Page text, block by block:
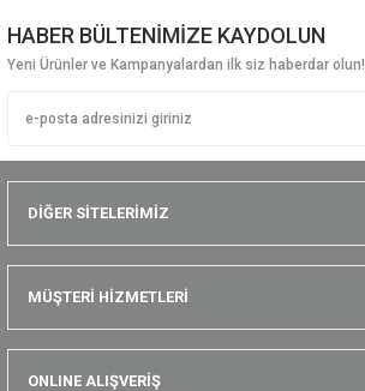
HABER BÜLTENİMİZE KAYDOLUN
Yeni Ürünler ve Kampanyalardan ilk siz haberdar olun!
DİĞER SİTELERİMİZ
MÜŞTERİ HİZMETLERİ
ONLINE ALIŞVERİŞ